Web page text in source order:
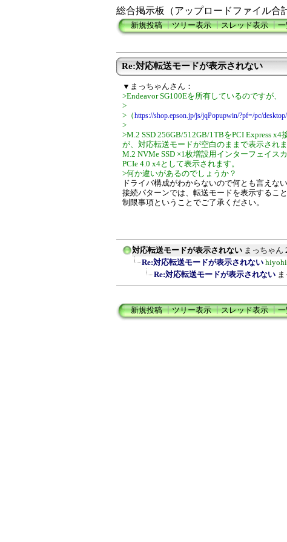
総合掲示板（アップロードファイル合
新規投稿┃ツリー表示┃スレッド表示┃
Re:対応転送モードが表示されない
▼まっちゃんさん：
>Endeavor SG100Eを所有しているのですが、
>
>（https://shop.epson.jp/js/jqPopupwin/?pf=/pc/
>
>M.2 SSD 256GB/512GB/1TBをPCI Express
が、対応転送モードが空白のままで表示され
M.2 NVMe SSD ×1枚増設用インターフェイス
PCIe 4.0 x4として表示されます。
>何か違いがあるのでしょうか？
ドライバ構成がわからないので何とも言えな
接続パターンでは、転送モードを表示すること
制限事項ということでご了承ください。
対応転送モードが表示されない まっちゃん
Re:対応転送モードが表示されない
Re:対応転送モードが表示されない
新規投稿┃ツリー表示┃スレッド表示┃